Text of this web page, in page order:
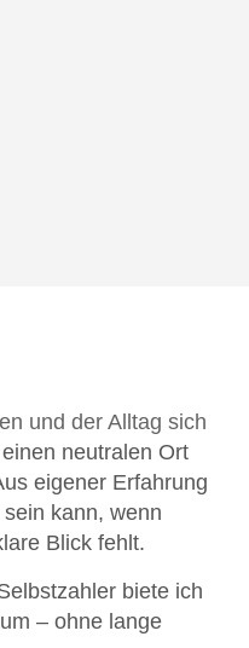
und der Alltag sich
neutralen Ort
eigener Erfahrung
kann, wenn
Blick fehlt.
biete ich
– ohne lange